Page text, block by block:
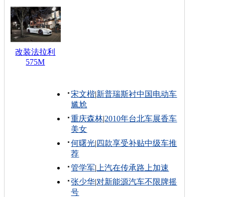
改装法拉利
575M
宋文楷|新普瑞斯衬中国电动车
尴尬
重庆森林|2010年台北车展香车
美女
何曙光| 四款享受补贴中级车推
荐
管学军| 上汽在传承路上加速
张少华|对新能源汽车不限牌摇
号